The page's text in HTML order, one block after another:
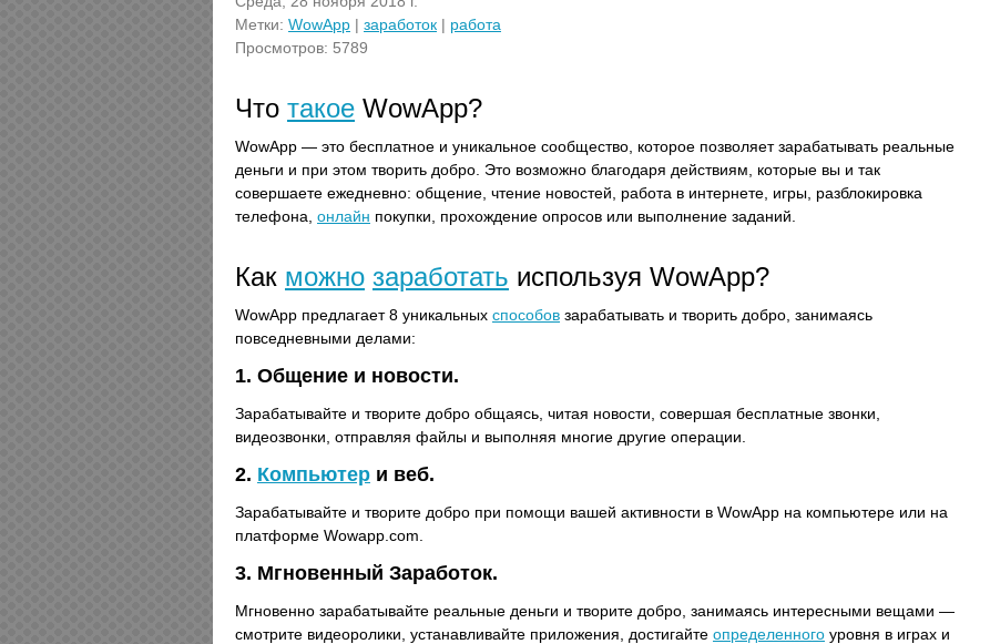
Метки: WowApp | заработок | работа
Просмотров: 5789
Что такое WowApp?
WowApp — это бесплатное и уникальное сообщество, которое позволяет зарабатывать реальные
деньги и при этом творить добро. Это возможно благодаря действиям, которые вы и так
совершаете ежедневно: общение, чтение новостей, работа в интернете, игры, разблокировка
телефона, онлайн покупки, прохождение опросов или выполнение заданий.
Как можно заработать используя WowApp?
WowApp предлагает 8 уникальных способов зарабатывать и творить добро, занимаясь
повседневными делами:
1. Общение и новости.
Зарабатывайте и творите добро общаясь, читая новости, совершая бесплатные звонки,
видеозвонки, отправляя файлы и выполняя многие другие операции.
2. Компьютер и веб.
Зарабатывайте и творите добро при помощи вашей активности в WowApp на компьютере или на
платформе Wowapp.com.
3. Мгновенный Заработок.
Мгновенно зарабатывайте реальные деньги и творите добро, занимаясь интересными вещами —
смотрите видеоролики, устанавливайте приложения, достигайте определенного уровня в играх и